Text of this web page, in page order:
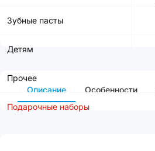
Зубные пасты
Детям
Прочее
Подарочные наборы
Описание Особенности